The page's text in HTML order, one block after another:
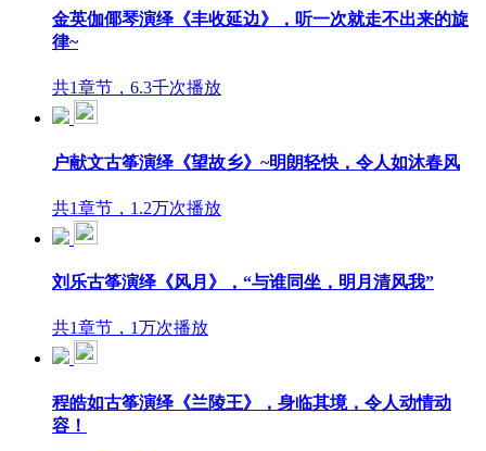
金英伽倻琴演绎《丰收延边》，听一次就走不出来的旋
律~
共1章节，6.3千次播放
户献文古筝演绎《望故乡》~明朗轻快，令人如沐春风
共1章节，1.2万次播放
刘乐古筝演绎《风月》，“与谁同坐，明月清风我”
共1章节，1万次播放
程皓如古筝演绎《兰陵王》，身临其境，令人动情动
容！